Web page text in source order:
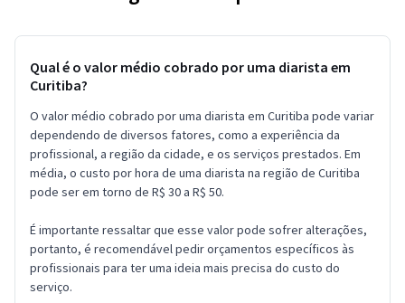
Qual é o valor médio cobrado por uma diarista em
Curitiba?
O valor médio cobrado por uma diarista em Curitiba pode variar
dependendo de diversos fatores, como a experiência da
profissional, a região da cidade, e os serviços prestados. Em
média, o custo por hora de uma diarista na região de Curitiba
pode ser em torno de R$ 30 a R$ 50.
É importante ressaltar que esse valor pode sofrer alterações,
portanto, é recomendável pedir orçamentos específicos às
profissionais para ter uma ideia mais precisa do custo do
serviço.